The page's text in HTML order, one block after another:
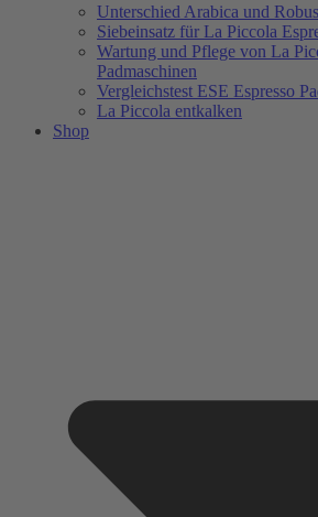
Unterschied Arabica und
Siebeinsatz für La Piccola
Wartung und Pflege von La
Padmaschinen
Vergleichstest ESE Espresso
La Piccola entkalken
Shop